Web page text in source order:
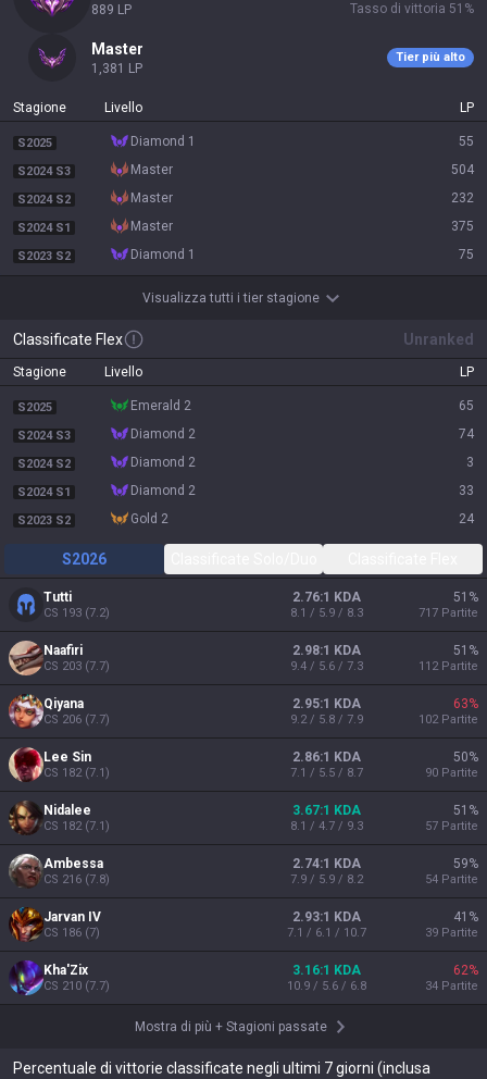
889 LP
Tasso di vittoria 51 %
master
1,381 LP
Tier più alto
Stagione Livello LP
S2025 diamond 1 55
S2024 S3 master 504
S2024 S2 master 232
S2024 S1 master 375
S2023 S2 diamond 1 75
Visualizza tutti i tier stagione
Classificate Flex Unranked
Stagione Livello LP
S2025 emerald 2 65
S2024 S3 diamond 2 74
S2024 S2 diamond 2 3
S2024 S1 diamond 2 33
S2023 S2 gold 2 24
S2026
Tutti
CS 193 (7.2)
2.76:1 KDA
8.1 / 5.9 / 8.3
51 %
717 Partite
Naafiri
CS 203 (7.7)
2.98:1 KDA
9.4 / 5.6 / 7.3
51 %
112 Partite
Qiyana
CS 206 (7.7)
2.95:1 KDA
9.2 / 5.8 / 7.9
63%
102 Partite
Lee Sin
CS 182(7.1)
2.86:1 KDA
7.1 / 5.5 / 8.7
50%
90 Partite
Nidalee
CS 182(7.1)
3.67:1 KDA
8.1 / 4.7 / 9.3
51 %
57 Partite
Ambessa
CS 216 (7.8)
2.74:1 KDA
7.9 / 5.9 / 8.2
59%
54 Partite
Jarvan IV
CS 186 (7)
2.93:1 KDA
7.1 / 6.1 / 10.7
41 %
39 Partite
Kha'Zix
CS 210 (7.7)
3.16:1 KDA
10.9 / 5.6 / 6.8
62%
34 Partite
Mostra di più + Stagioni passate
Percentuale di vittorie classificate negli ultimi 7 giorni (inclusa